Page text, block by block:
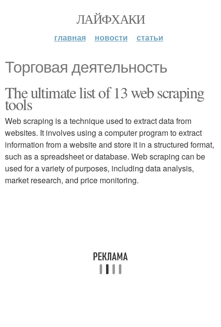
ЛАЙФХАКИ
главная новости статьи
Торговая деятельность
The ultimate list of 13 web scraping
tools
Web scraping is a technique used to extract data from
websites. It involves using a computer program to extract
information from a website and store it in a structured format,
such as a spreadsheet or database. Web scraping can be
used for a variety of purposes, including data analysis,
market research, and price monitoring.